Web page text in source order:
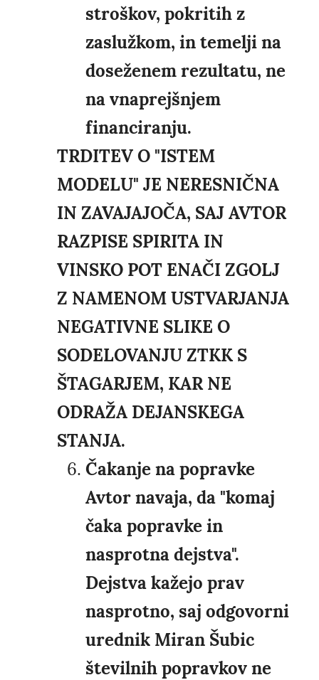
stroškov, pokritih z
zaslužkom, in temelji na
doseženem rezultatu, ne
na vnaprejšnjem
financiranju.
TRDITEV O "ISTEM
MODELU" JE NERESNIČNA
IN ZAVAJAJOČA, SAJ AVTOR
RAZPISE SPIRITA IN
VINSKO POT ENAČI ZGOLJ
Z NAMENOM USTVARJANJA
NEGATIVNE SLIKE O
SODELOVANJU ZTKK S
ŠTAGARJEM, KAR NE
ODRAŽA DEJANSKEGA
STANJA.
Čakanje na popravke
Avtor navaja, da "komaj
čaka popravke in
nasprotna dejstva".
Dejstva kažejo prav
nasprotno, saj odgovorni
urednik Miran Šubic
številnih popravkov ne